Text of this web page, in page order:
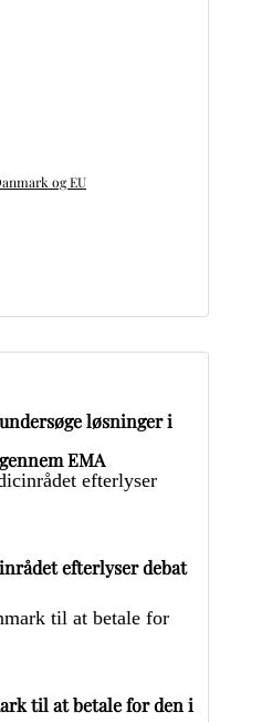
og EU
løsninger i
EMA
efterlyser debat
til at betale for den i